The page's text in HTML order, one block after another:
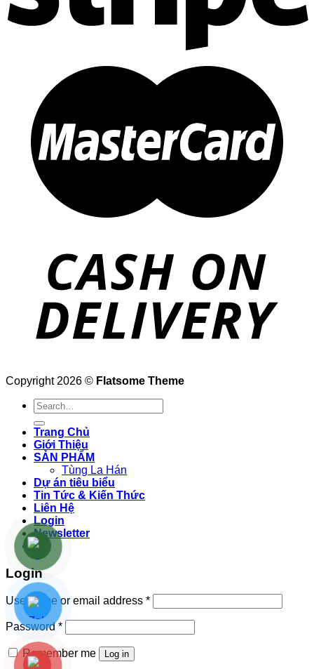
Copyright 2026 © Flatsome Theme
Search
for:
Trang Chủ
Giới Thiệu
SẢN PHẨM
Tùng La Hán
Dự án tiêu biểu
Tin Tức & Kiến Thức
Liên Hệ
Login
Newsletter
Login
Username or email address *
Password*
Remember me Log in